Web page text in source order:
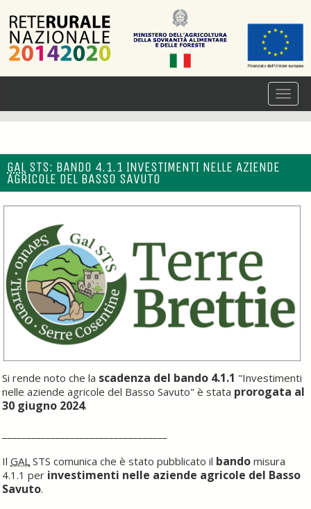
GAL STS: BANDO 4.1.1 INVESTIMENTI NELLE AZIENDE
AGRICOLE DEL BASSO SAVUTO
Si rende noto che la scadenza del bando 4.1.1 "Investimenti
nelle aziende agricole del Basso Savuto" è stata prorogata al
30 giugno 2024.
Il GAL STS comunica che è stato pubblicato il bando misura
4.1.1 per investimenti nelle aziende agricole del Basso
Savuto.